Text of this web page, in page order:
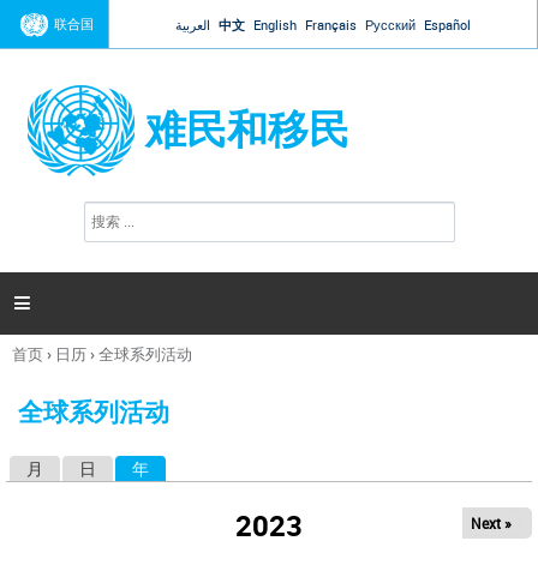
Jump to navigation
联合国 العربية 中文 English Français Русский Español
难民和移民
搜
索

你
这
首页› 日历›全球系列活动
全球系列活动
月 日 年
2023 Next »